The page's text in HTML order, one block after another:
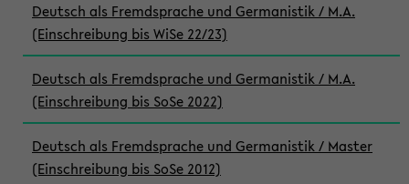
Deutsch als Fremdsprache und Germanistik / M.A.
(Einschreibung bis WiSe 22/23)
Deutsch als Fremdsprache und Germanistik / M.A.
(Einschreibung bis SoSe 2022)
Deutsch als Fremdsprache und Germanistik / Master
(Einschreibung bis SoSe 2012)